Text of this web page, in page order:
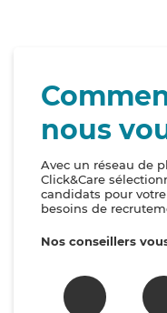
nous
Avec un réseau de
Click&Care
candidats pour
besoins de
Nos conseillers